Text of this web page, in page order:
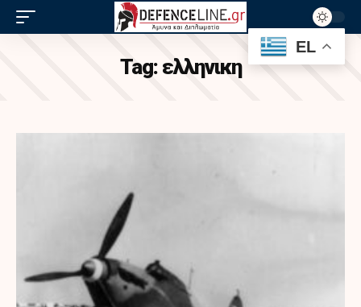
Tag: ελληνικη
EL